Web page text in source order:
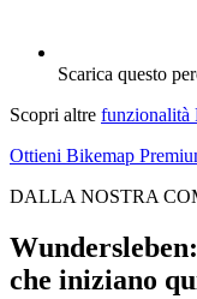
Scarica questo
Scopri altre funzionalità
Ottieni Bikemap
DALLA NOSTRA
che iniziano